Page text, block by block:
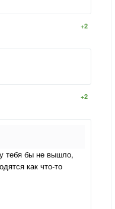
+2
+2
тебя бы не вышло,
как что-то